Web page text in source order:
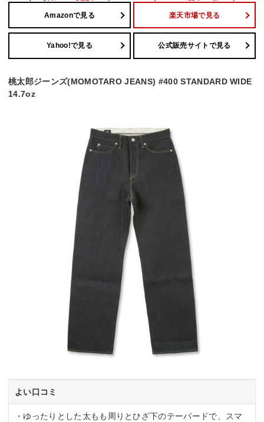
Amazonで見る 楽天市場で見る
Yahoo!で見る 公式販売サイトで見る
桃太郎ジーンズ(MOMOTARO JEANS) #400 STANDARD WIDE
14.7oz
よい口コミ
・ゆったりとした太もも周りとひざ下のテーパードで、スマ